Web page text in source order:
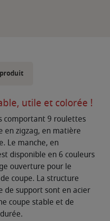
utile et colorée !
comportant 9 roulettes
en zigzag, en matière
Le manche, en
disponible en 6 couleurs
ouverture pour le
coupe. La structure
de support sont en acier
coupe stable et de